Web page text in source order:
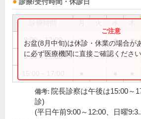
診療/受付時間・休診日
9:00～12:00 ● ● ●
9:30～12:00
お盆(8月中旬)は休診・休業の場合が
に必ず医療機関に直接ご確認ください
備考: 院長診察は午後は15:00～
診)
(平日午前9:00～12:00、日曜